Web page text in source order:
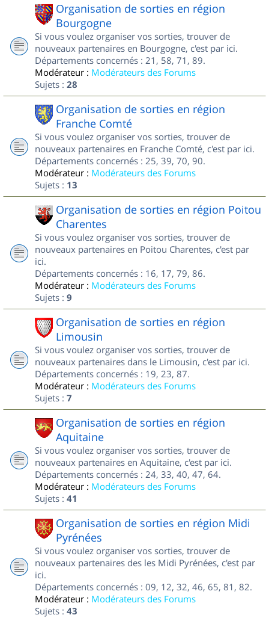
Organisation de sorties en région
Bourgogne
Si vous voulez organiser vos sorties, trouver de
nouveaux partenaires en Bourgogne, c'est par ici.
Départements concernés : 21, 58, 71, 89.
Modérateur : Modérateurs des Forums
Sujets : 28
Organisation de sorties en région
Franche Comté
Si vous voulez organiser vos sorties, trouver de
nouveaux partenaires en Franche Comté, c'est par ici.
Départements concernés : 25, 39, 70, 90.
Modérateur : Modérateurs des Forums
Sujets : 13
Organisation de sorties en région Poitou
Charentes
Si vous voulez organiser vos sorties, trouver de
nouveaux partenaires en Poitou Charentes, c'est par
ici.
Départements concernés : 16, 17, 79, 86.
Modérateur : Modérateurs des Forums
Sujets : 9
Organisation de sorties en région
Limousin
Si vous voulez organiser vos sorties, trouver de
nouveaux partenaires dans le Limousin, c'est par ici.
Départements concernés : 19, 23, 87.
Modérateur : Modérateurs des Forums
Sujets : 7
Organisation de sorties en région
Aquitaine
Si vous voulez organiser vos sorties, trouver de
nouveaux partenaires en Aquitaine, c'est par ici.
Départements concernés : 24, 33, 40, 47, 64.
Modérateur : Modérateurs des Forums
Sujets : 41
Organisation de sorties en région Midi
Pyrénées
Si vous voulez organiser vos sorties, trouver de
nouveaux partenaires des les Midi Pyrénées, c'est par
ici.
Départements concernés : 09, 12, 32, 46, 65, 81, 82.
Modérateur : Modérateurs des Forums
Sujets : 43